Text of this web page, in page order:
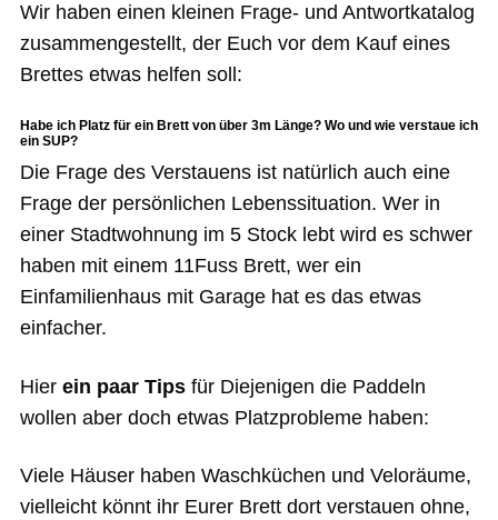
Wir haben einen kleinen Frage- und Antwortkatalog
zusammengestellt, der Euch vor dem Kauf eines
Brettes etwas helfen soll:
Habe ich Platz für ein Brett von über 3m Länge? Wo und wie verstaue ich
ein SUP?
Die Frage des Verstauens ist natürlich auch eine
Frage der persönlichen Lebenssituation. Wer in
einer Stadtwohnung im 5 Stock lebt wird es schwer
haben mit einem 11Fuss Brett, wer ein
Einfamilienhaus mit Garage hat es das etwas
einfacher.
Hierein paar Tipsfür Diejenigen die Paddeln
wollen aber doch etwas Platzprobleme haben:
Viele Häuser haben Waschküchen und Veloräume,
vielleicht könnt ihr Eurer Brett dort verstauen ohne,